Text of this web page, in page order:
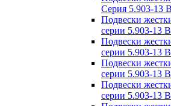
Серия 5.903-13
Подвески
серии 5.903-13
Подвески
серии 5.903-13
Подвески
серии 5.903-13
Подвески
серии 5.903-13